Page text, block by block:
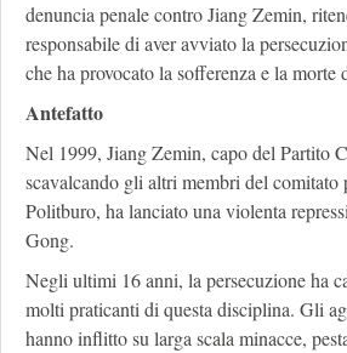
denuncia penale contro Jiang Zemin,
responsabile di aver avviato la
che ha provocato la sofferenza e la morte
Antefatto
Nel 1999, Jiang Zemin, capo del Partito
scavalcando gli altri membri del comitato
Politburo, ha lanciato una violenta
Gong.
Negli ultimi 16 anni, la persecuzione ha
molti praticanti di questa disciplina. Gli
hanno inflitto su larga scala minacce,